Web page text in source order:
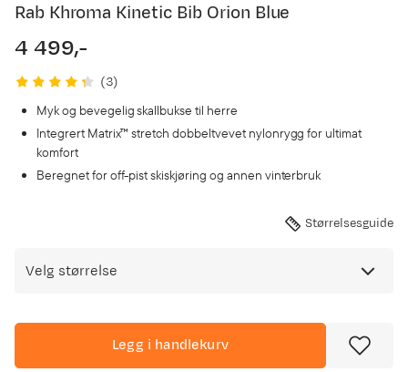
Rab Khroma Kinetic Bib Orion Blue
price
4 499,-
(3)
Myk og bevegelig skallbukse til herre
Integrert Matrix™ stretch dobbeltvevet nylonrygg for ultimat
komfort
Beregnet for off-pist skiskjøring og annen vinterbruk
Størrelsesguide
Velg størrelse
Legg i handlekurv